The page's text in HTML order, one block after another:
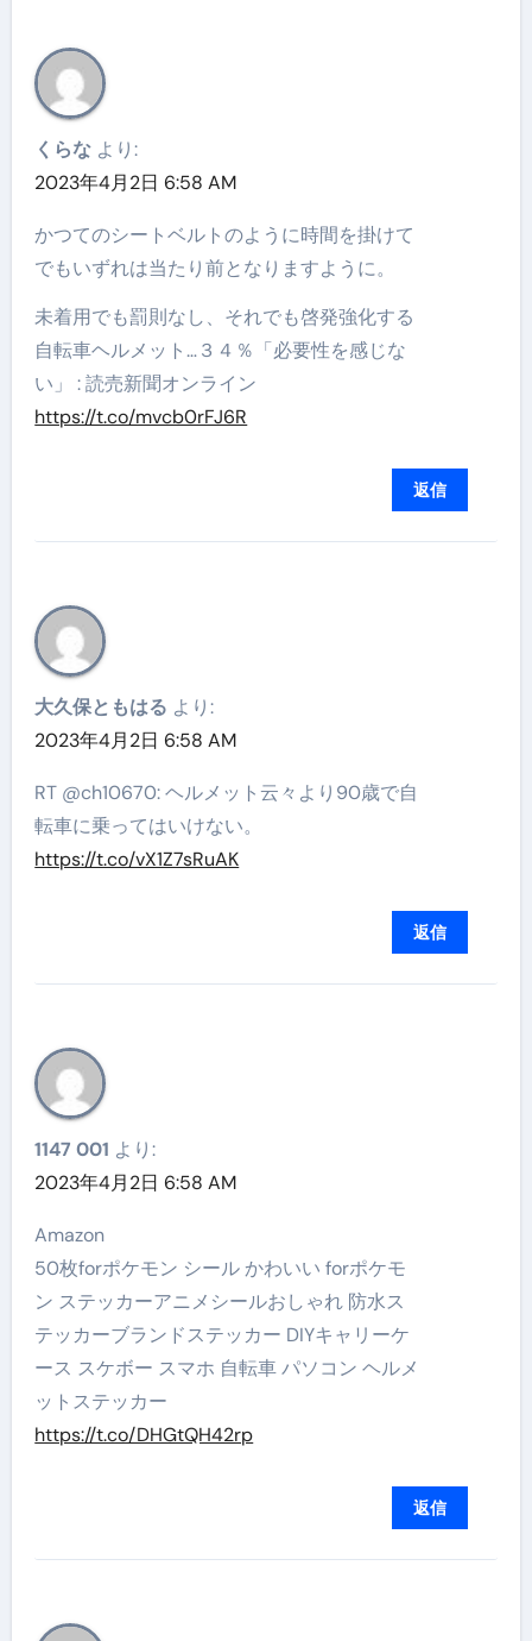
くらな より:
2023年4月2日 6:58 AM
かつてのシートベルトのように時間を掛けて
でもいずれは当たり前となりますように。
未着用でも罰則なし、それでも啓発強化する
自転車ヘルメット…３４％「必要性を感じな
い」 : 読売新聞オンライン
https://t.co/mvcb0rFJ6R
返信
大久保ともはる より:
2023年4月2日 6:58 AM
RT @ch10670: ヘルメット云々より90歳で自
転車に乗ってはいけない。
https://t.co/vX1Z7sRuAK
返信
1147 001 より:
2023年4月2日 6:58 AM
Amazon
50枚forポケモン シール かわいい forポケモ
ン ステッカーアニメシールおしゃれ 防水ス
テッカーブランドステッカー DIYキャリーケ
ース スケボー スマホ 自転車 パソコン ヘルメ
ットステッカー
https://t.co/DHGtQH42rp
返信